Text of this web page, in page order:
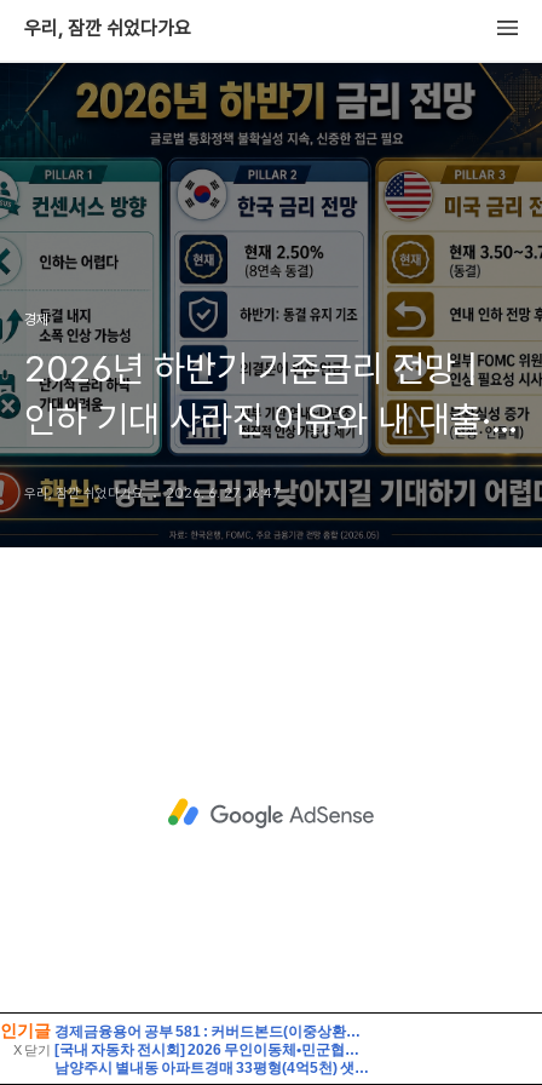
인기글
X 닫기
경제금융용어 공부 581 : 커버드본드(이중상환청구권부 채권)
[국내 자동차 전시회] 2026 무인이동체•민군협력 엑스포 사전 등록(~8/14)
남양주시 별내동 아파트경매 33평형(4억5천) 샛별초등학교인근 별내푸르지오 20층 유찰1회 남양주별내푸르지오아파트 법원경매 매매